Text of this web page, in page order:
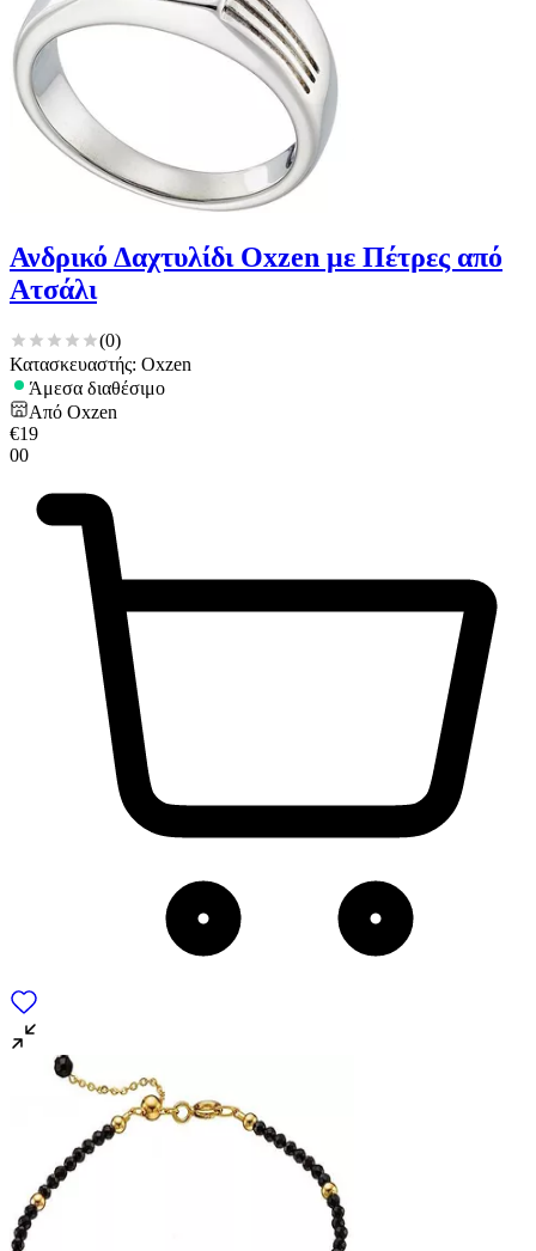
Ανδρικό Δαχτυλίδι Oxzen με Πέτρες από
Ατσάλι
(0)
Κατασκευαστής: Oxzen
Άμεσα διαθέσιμο
Από Oxzen
€19
00